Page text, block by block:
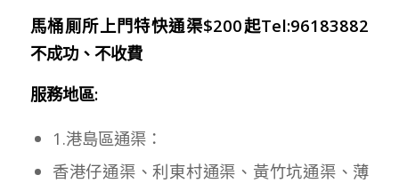
馬桶厠所上門特快通渠$200起Tel:96183882
不成功、不收費
服務地區:
1.港島區通渠：
香港仔通渠、利東村通渠、黃竹坑通渠、薄